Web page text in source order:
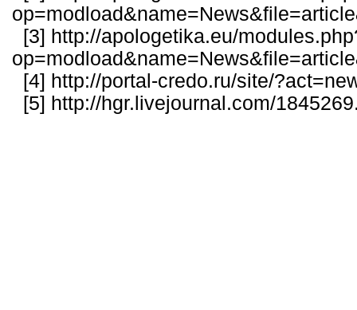
[3] http://apologetika.eu/
[4] http://portal-credo.ru/site/
[5] http://hgr.livejournal.com/